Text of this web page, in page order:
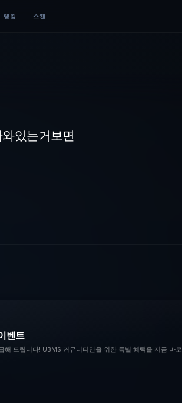
랭킹 스캔
있는거보면
벤트
해 드립니다! UBMS 커뮤니티만을 위한 특별 혜택을 지금 바로